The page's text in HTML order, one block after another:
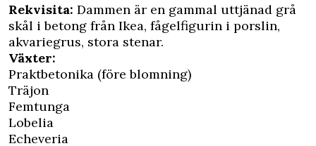
Rekvisita: Dammen är en gammal uttjänad grå
skål i betong från Ikea, fågelfigurin i porslin,
akvariegrus, stora stenar.
Växter:
Praktbetonika (före blomning)
Träjon
Femtunga
Lobelia
Echeveria